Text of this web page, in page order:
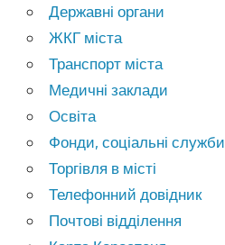
Державні органи
ЖКГ міста
Транспорт міста
Медичні заклади
Освіта
Фонди, соціальні служби
Торгівля в місті
Телефонний довідник
Почтові відділення